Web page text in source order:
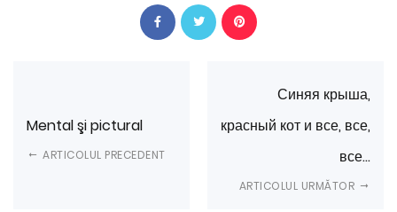
Mental şi pictural
ARTICOLUL PRECEDENT
Синяя крыша,
красный кот и все, все,
все…
ARTICOLUL URMĂTOR